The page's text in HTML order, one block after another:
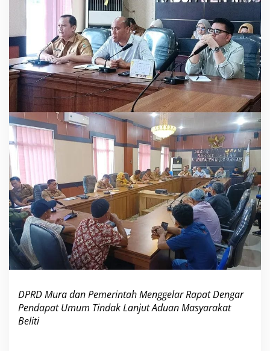
M
u
s
i
R
a
w
a
s
G
e
l
a
r
D
P
U
,
T
n
d
a
k
n
j
DPRD Mura dan Pemerintah Menggelar Rapat Dengar
Pendapat Umum Tindak Lanjut Aduan Masyarakat
Beliti